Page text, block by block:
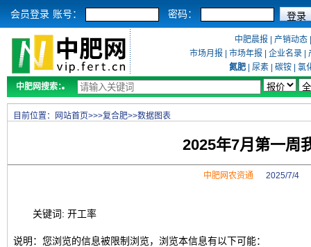
会员登录 账号： 密码：
中肥晨报 产销动态
市场月报
市场年报 企业名录
氮肥
尿素 碳铵
氯
中肥网搜索：
目前位置： 网站首页>>>复合肥>>数据图表
2025年7月第一周
中肥网农资通2025/7/4
关键词: 开工率
说明：您浏览的信息被限制浏览，浏览本信息有以下可能：